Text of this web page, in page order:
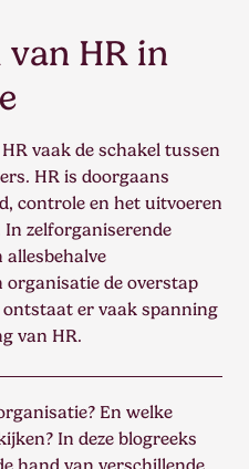
HR in
vaak de schakel tussen
HR is doorgaans
controle en het uitvoeren
zelforganiserende
allesbehalve
organisatie de overstap
er vaak spanning
van HR.
En welke
In deze blogreeks